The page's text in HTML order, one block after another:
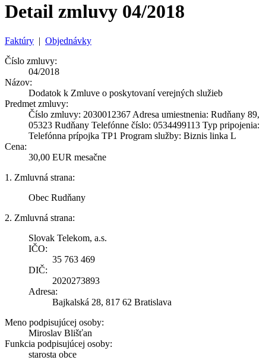
Detail zmluvy 04/2018
Faktúry | Objednávky
Číslo zmluvy:
04/2018
Názov:
Dodatok k Zmluve o poskytovaní verejných služieb
Predmet zmluvy:
Číslo zmluvy: 2030012367 Adresa umiestnenia: Rudňany 89,
05323 Rudňany Telefónne číslo: 0534499113 Typ pripojenia:
Telefónna prípojka TP1 Program služby: Biznis linka L
Cena:
30,00 EUR mesačne
1. Zmluvná strana:
Obec Rudňany
2. Zmluvná strana:
Slovak Telekom, a.s.
IČO:
35 763 469
DIČ:
2020273893
Adresa:
Bajkalská 28, 817 62 Bratislava
Meno podpisujúcej osoby:
Miroslav Blišťan
Funkcia podpisujúcej osoby:
starosta obce